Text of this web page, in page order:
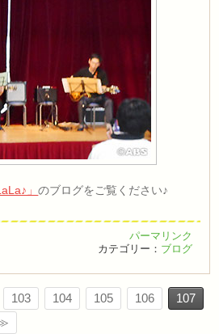
」のブログをご覧ください♪
パーマリンク
カテゴリー： ブログ
103 104 105 106
107